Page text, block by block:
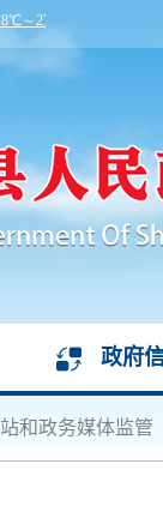
政府
和政务媒体监管